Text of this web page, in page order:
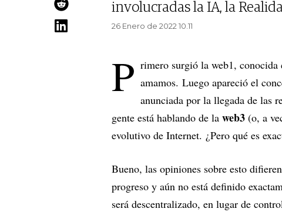
involucradas la IA, la
26 Enero de 2022 10.11
P rimero surgió la web1,
amamos. Luego apareció el
anunciada por la llegada de las
gente está hablando de la web3 (o, a
evolutivo de Internet. ¿Pero qué es
Bueno, las opiniones sobre esto
progreso y aún no está definido
será descentralizado, en lugar de